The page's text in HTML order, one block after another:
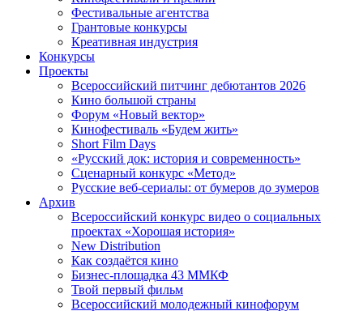
Фестивальные агентства
Грантовые конкурсы
Креативная индустрия
Конкурсы
Проекты
Всероссийский питчинг дебютантов 2026
Кино большой страны
Форум «Новый вектор»
Кинофестиваль «Будем жить»
Short Film Days
«Русский док: история и современность»
Сценарный конкурс «Метод»
Русские веб-сериалы: от бумеров до зумеров
Архив
Всероссийский конкурс видео о социальных
проектах «Хорошая история»
New Distribution
Как создаётся кино
Бизнес-площадка 43 ММКФ
Твой первый фильм
Всероссийский молодежный кинофорум